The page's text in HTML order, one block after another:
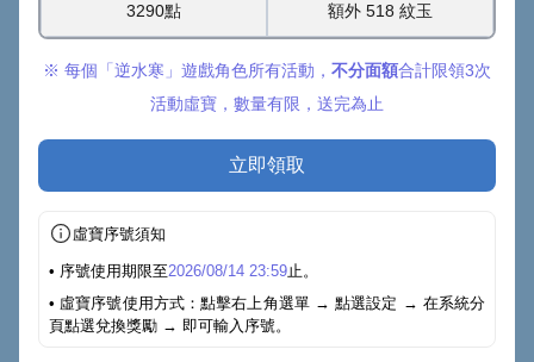
3290點 額外 518 紋玉
※ 每個「 逆水寒 」遊戲角色所有活動， 不分面額合計限領3次
活動虛寶，數量有限，送完為止
立即領取
虛寶序號須知
• 序號使用期限至2026/08/14 23:59止。
• 虛寶序號使用方式：點擊右上角選單 → 點選設定 → 在系統分
頁點選兌換獎勵 → 即可輸入序號。